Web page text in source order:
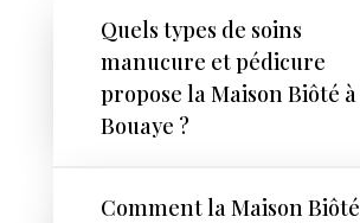
Quels types de soins
manucure et pédicure
propose la Maison Biôté à
Bouaye ?
Comment la Maison Biôté